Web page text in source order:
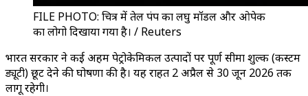
FILE PHOTO: चित्र में तेल पंप का लघु मॉडल और ओपेक
का लोगो दिखाया गया है। / Reuters
भारत सरकार ने कई अहम पेट्रोकेमिकल उत्पादों पर पूर्ण सीमा शुल्क (कस्टम
ड्यूटी) छूट देने की घोषणा की है। यह राहत 2 अप्रैल से 30 जून 2026 तक
लागू रहेगी।